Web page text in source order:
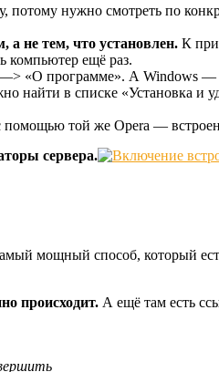
потому нужно смотреть по
а не тем, что установлен. К
компьютер ещё раз.
«О программе». А Windows
найти в списке «Установка и
той же Opera —
сервера.
мощный способ, который
происходит. А ещё там есть